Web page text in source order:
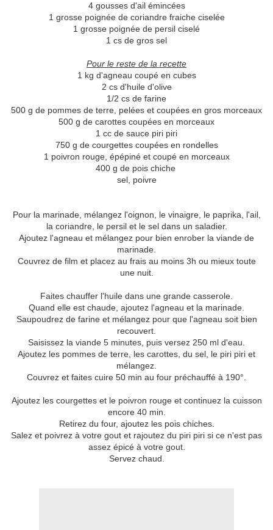
4 gousses d'ail émincées
1 grosse poignée de coriandre fraiche ciselée
1 grosse poignée de persil ciselé
1 cs de gros sel
Pour le reste de la recette
1 kg d'agneau coupé en cubes
2 cs d'huile d'olive
1/2 cs de farine
500 g de pommes de terre, pelées et coupées en gros morceaux
500 g de carottes coupées en morceaux
1 cc de sauce piri piri
750 g de courgettes coupées en rondelles
1 poivron rouge, épépiné et coupé en morceaux
400 g de pois chiche
sel, poivre
Pour la marinade, mélangez l'oignon, le vinaigre, le paprika, l'ail,
la coriandre, le persil et le sel dans un saladier.
Ajoutez l'agneau et mélangez pour bien enrober la viande de
marinade.
Couvrez de film et placez au frais au moins 3h ou mieux toute
une nuit.
Faites chauffer l'huile dans une grande casserole.
Quand elle est chaude, ajoutez l'agneau et la marinade.
Saupoudrez de farine et mélangez pour que l'agneau soit bien
recouvert.
Saisissez la viande 5 minutes, puis versez 250 ml d'eau.
Ajoutez les pommes de terre, les carottes, du sel, le piri piri et
mélangez.
Couvrez et faites cuire 50 min au four préchauffé à 190°.
Ajoutez les courgettes et le poivron rouge et continuez la cuisson
encore 40 min.
Retirez du four, ajoutez les pois chiches.
Salez et poivrez à votre gout et rajoutez du piri piri si ce n'est pas
assez épicé à votre gout.
Servez chaud.